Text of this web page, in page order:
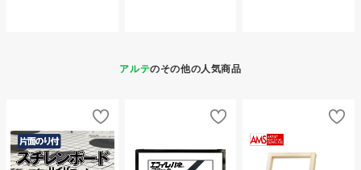
アルテのその他の人気商品